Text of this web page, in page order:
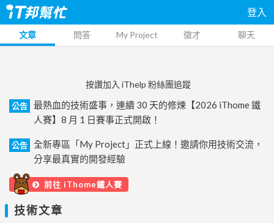
登入
文章 問答 My Project 徵才 聊天
按讚加入 iThelp 粉絲團追蹤
公告
最熱血的技術盛事，連續 30 天的修煉【2026 iThome 鐵
人賽】8 月 1 日賽事正式開啟！
公告
全新專區「My Project」正式上線！邀請你用技術交流，
分享最真實的開發經驗
前往 iThome鐵人賽
技術文章